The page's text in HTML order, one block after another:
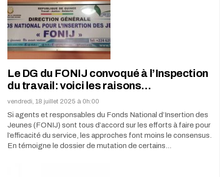
Le DG du FONIJ convoqué à l’Inspection
du travail: voici les raisons…
vendredi, 18 juillet 2025 à 0h:00
Si agents et responsables du Fonds National d’Insertion des
Jeunes (FONIJ) sont tous d’accord sur les efforts à faire pour
l’efficacité du service, les approches font moins le consensus.
En témoigne le dossier de mutation de certains…